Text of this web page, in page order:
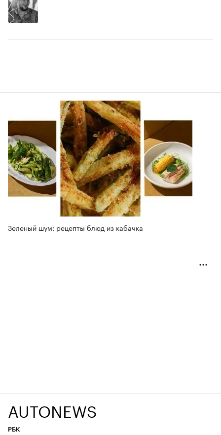
Зеленый шум: рецепты блюд из кабачка
AUTONEWS
РБК